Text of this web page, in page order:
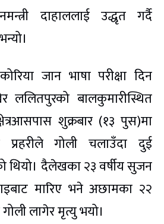
दाहाललाई उद्धृत गर्दै
जान भाषा परीक्षा दिन
ललितपुरको बालकुमारीस्थित
शुक्रबार (१३ पुस)मा
प्रहरीले गोली चलाउँदा दुई
दैलेखका २३ वर्षीय सुजन
मारिए भने अछामका २२
गोली लागेर मृत्यु भयो।